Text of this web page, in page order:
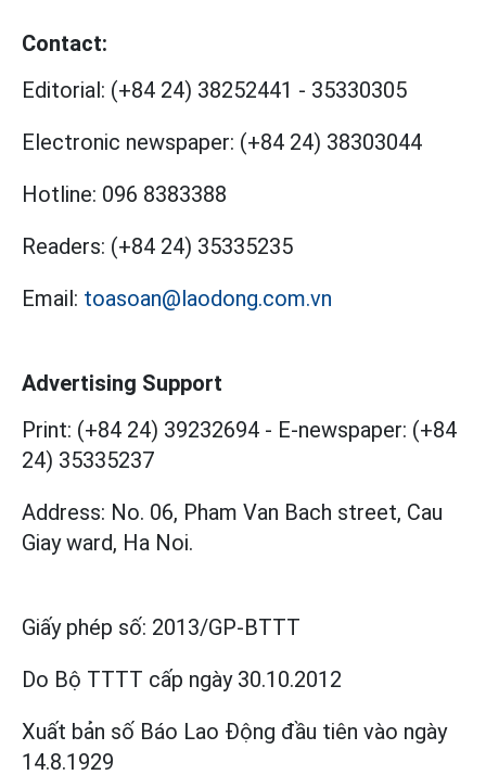
Contact:
Editorial: (+84 24) 38252441 - 35330305
Electronic newspaper: (+84 24) 38303044
Hotline: 096 8383388
Readers: (+84 24) 35335235
Email: toasoan@laodong.com.vn
Advertising Support
Print: (+84 24) 39232694 - E-newspaper: (+84
24) 35335237
Address: No. 06, Pham Van Bach street, Cau
Giay ward, Ha Noi.
Giấy phép số: 2013/GP-BTTT
Do Bộ TTTT cấp ngày 30.10.2012
Xuất bản số Báo Lao Động đầu tiên vào ngày
14.8.1929